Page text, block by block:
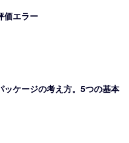
価エラー
ッケージの考え方。5つの基本